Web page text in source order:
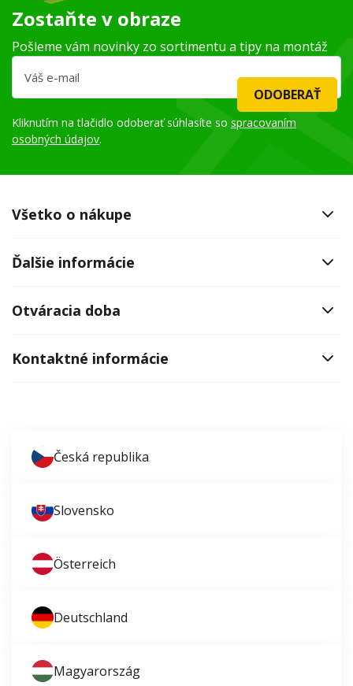
Zostaňte v obraze
Pošleme vám novinky zo sortimentu a tipy na montáž
ODOBERAŤ
Kliknutím na tlačidlo odoberať súhlasíte so spracovaním
osobných údajov.
Všetko o nákupe
Ďalšie informácie
Otváracia doba
Kontaktné informácie
Česká republika
Slovensko
Österreich
Deutschland
Magyarország